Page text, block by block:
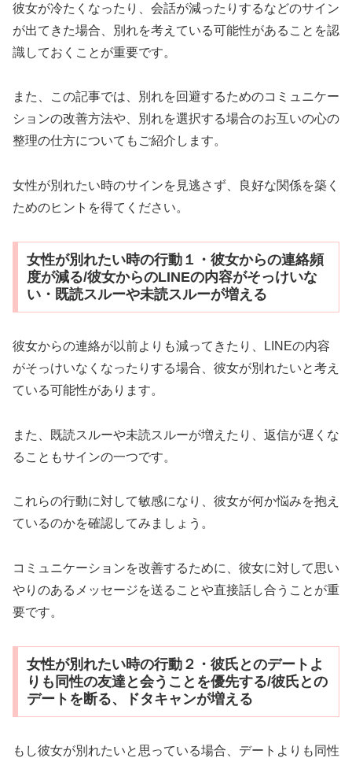
彼女が冷たくなったり、会話が減ったりするなどのサイン
が出てきた場合、別れを考えている可能性があることを認
識しておくことが重要です。
また、この記事では、別れを回避するためのコミュニケー
ションの改善方法や、別れを選択する場合のお互いの心の
整理の仕方についてもご紹介します。
女性が別れたい時のサインを見逃さず、良好な関係を築く
ためのヒントを得てください。
女性が別れたい時の行動１・彼女からの連絡頻
度が減る/彼女からのLINEの内容がそっけいな
い・既読スルーや未読スルーが増える
彼女からの連絡が以前よりも減ってきたり、LINEの内容
がそっけいなくなったりする場合、彼女が別れたいと考え
ている可能性があります。
また、既読スルーや未読スルーが増えたり、返信が遅くな
ることもサインの一つです。
これらの行動に対して敏感になり、彼女が何か悩みを抱え
ているのかを確認してみましょう。
コミュニケーションを改善するために、彼女に対して思い
やりのあるメッセージを送ることや直接話し合うことが重
要です。
女性が別れたい時の行動２・彼氏とのデートよ
りも同性の友達と会うことを優先する/彼氏との
デートを断る、ドタキャンが増える
もし彼女が別れたいと思っている場合、デートよりも同性